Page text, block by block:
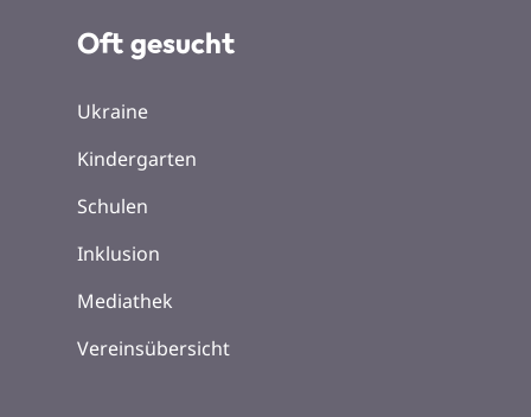
Oft gesucht
Ukraine
Kindergarten
Schulen
Inklusion
Mediathek
Vereinsübersicht